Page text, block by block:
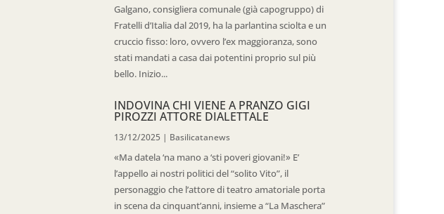
Galgano, consigliera comunale (già capogruppo) di
Fratelli d’Italia dal 2019, ha la parlantina sciolta e un
cruccio fisso: loro, ovvero l’ex maggioranza, sono
stati mandati a casa dai potentini proprio sul più
bello. Inizio...
INDOVINA CHI VIENE A PRANZO GIGI
PIROZZI ATTORE DIALETTALE
13/12/2025 | Basilicatanews
«Ma datela ‘na mano a ‘sti poveri giovani!» E’
l’appello ai nostri politici del “solito Vito”, il
personaggio che l’attore di teatro amatoriale porta
in scena da cinquant’anni, insieme a “La Maschera”